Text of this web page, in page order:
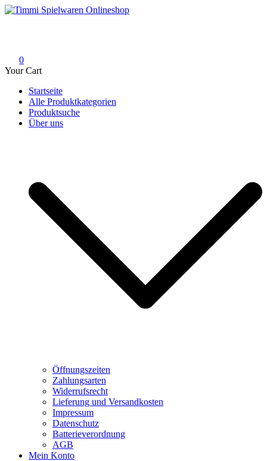
Skip
0
Your Cart
Startseite
Alle Produktkategorien
Produktsuche
Über uns
Öffnungszeiten
Zahlungsarten
Widerrufsrecht
Lieferung und Versandkosten
Impressum
Datenschutz
Batterieverordnung
AGB
Mein Konto